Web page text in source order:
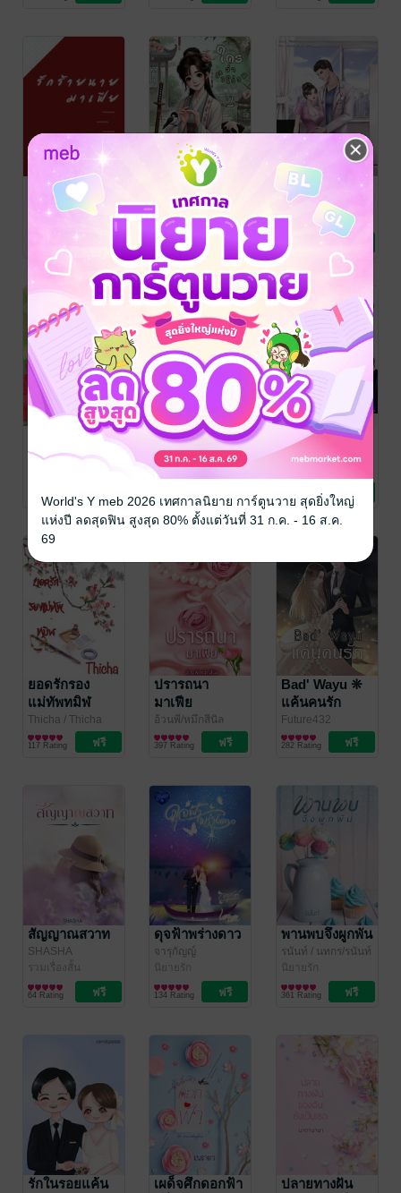
รักร้ายนาย
มาเฟีย
นิยายโรมานซ์
221 Rating
ใครว่าข้าโง่งม
ภาค 2 จบ
ล้านปีแสง/ AT
NOVEL
นิยายรักจีนโบราณ
661 Rating
อาจารย์แพทย์
คนใหม่หัวใจวุ่น
รัก
Nidchynoi/
Nidchynoi/ปากกา
ด้ามเดียว
383 Rating
รสรักจอม
เผด็จการ
131 Rating
ใครว่าข้าโง่งม
ภาค 1
ล้านปีแสง/ AT
660 Rating
MILLION
BOYS ฉันรัก
การ์ตูน)
Yaoi
188 Rating
ยอดรักรอง
แม่ทัพทมิฬ
Thicha/ Thicha
นิยายรักจีนโบราณ
117 Rating
ปรารถนา
มาเฟีย
อ้วนพี/หมึกสีนิล
นิยายโรมานซ์
397 Rating
Bad' Wayu ❊
แค้นคนรัก
Future432
นิยายรักวัยรุ่น
282 Rating
สัญญาณสวาท
SHASHA
รวมเรื่องสั้น
64 Rating
ดุจฟ้าพร่างดาว
จารุกัญญ์
นิยายรัก
134 Rating
พานพบจึงผูกพัน
รนันท์ / นทกร/รนันท์
นิยายรัก
361 Rating
รักในรอยแค้น
เผด็จศึกดอกฟ้า
ปลายทางฝัน
World's Y meb 2026 เทศกาลนิยาย การ์ตูนวาย สุดยิ่งใหญ่
แห่งปี ลดสุดฟิน สูงสุด 80% ตั้งแต่วันที่ 31 ก.ค. - 16 ส.ค.
69